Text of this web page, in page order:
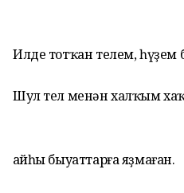
Илде тотҡан телем, һүҙем
Шул тел менән халҡым
Ҡайһы быуаттарға яҙмаған.